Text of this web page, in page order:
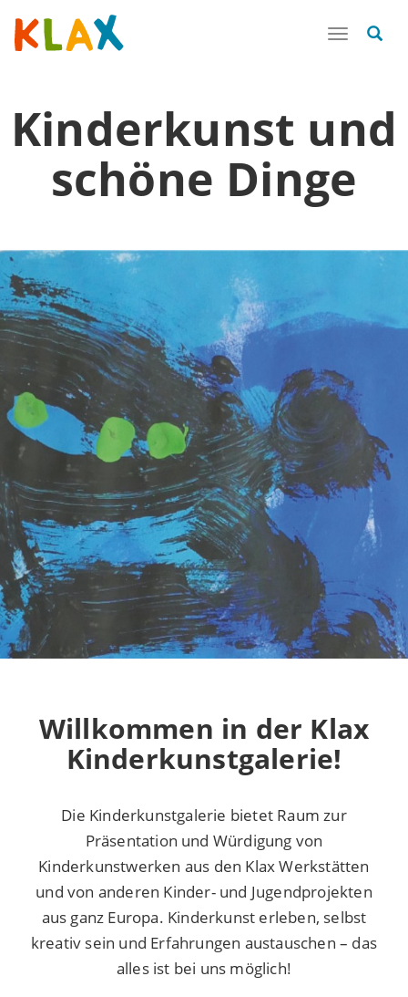
Toggle
Kinderkunst und
schöne Dinge
Willkommen in der Klax
Kinderkunstgalerie!
Die Kinderkunstgalerie bietet Raum zur
Präsentation und Würdigung von
Kinderkunstwerken aus den Klax Werkstätten
und von anderen Kinder- und Jugendprojekten
aus ganz Europa. Kinderkunst erleben, selbst
kreativ sein und Erfahrungen austauschen – das
alles ist bei uns möglich!